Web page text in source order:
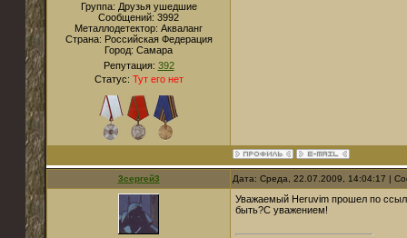
Группа: Друзья ушедшие
Сообщений: 3992
Металлодетектор: Акваланг
Страна: Российская Федерация
Город: Самара
Репутация: 392
Статус: Тут его нет
3сергей3 Дата: Среда, 22.07.2009, 14:04:17 |
Уважаемый Heruvim прошел по
быть?С уважением!